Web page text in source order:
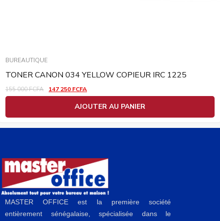
BUREAUTIQUE
TONER CANON 034 YELLOW COPIEUR IRC 1225
155 000FCFA 147 250 FCFA
AJOUTER AU PANIER
MASTER OFFICE est la première société
entièrement sénégalaise, spécialisée dans le